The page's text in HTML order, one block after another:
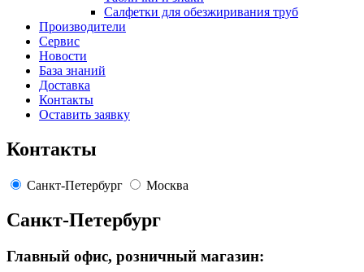
Салфетки для обезжиривания труб
Производители
Сервис
Новости
База знаний
Доставка
Контакты
Оставить заявку
Контакты
Санкт-Петербург Москва
Санкт-Петербург
Главный офис, розничный магазин: